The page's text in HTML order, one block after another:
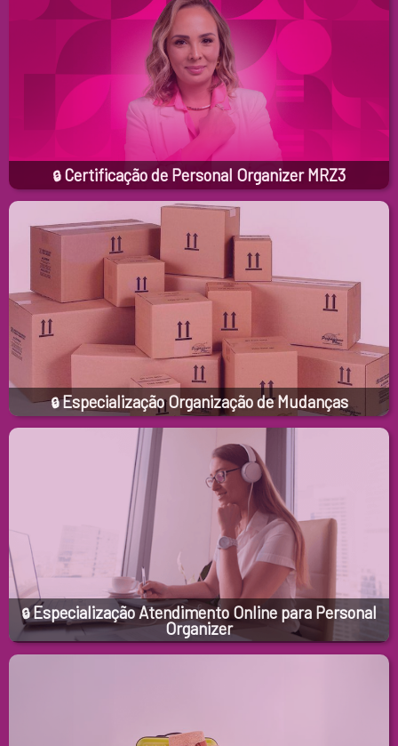
🔒Certificação de Personal Organizer MRZ3
🔒Especialização Organização de Mudanças
🔒Especialização Atendimento Online para Personal
Organizer